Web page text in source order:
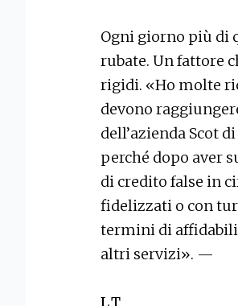
Ogni giorno più di
rubate. Un fattore
rigidi. «Ho molte
devono
dell’azienda Scot
perché dopo aver
di credito false in
fidelizzati o con
termini di
altri servizi». —